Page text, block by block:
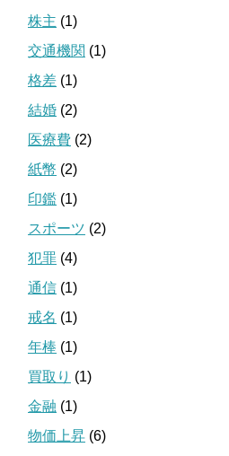
株主 (1)
交通機関 (1)
格差 (1)
結婚 (2)
医療費 (2)
紙幣 (2)
印鑑 (1)
スポーツ (2)
犯罪 (4)
通信 (1)
戒名 (1)
年棒 (1)
買取り (1)
金融 (1)
物価上昇 (6)